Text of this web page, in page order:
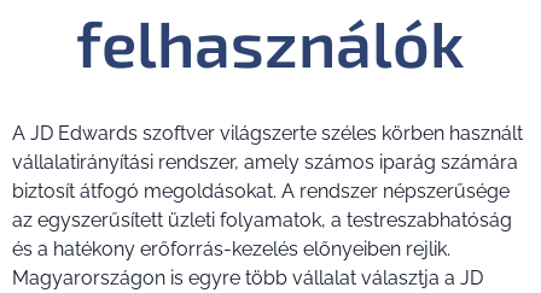
felhasználók
A JD Edwards szoftver világszerte széles körben használt
vállalatirányítási rendszer, amely számos iparág számára
biztosít átfogó megoldásokat. A rendszer népszerűsége
az egyszerűsített üzleti folyamatok, a testreszabhatóság
és a hatékony erőforrás-kezelés előnyeiben rejlik.
Magyarországon is egyre több vállalat választja a JD